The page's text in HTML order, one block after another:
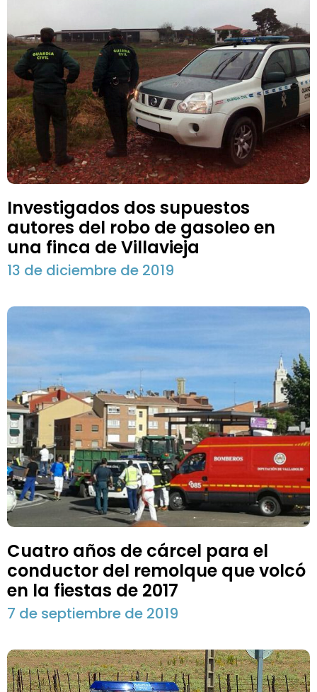
Investigados dos supuestos
autores del robo de gasoleo en
una finca de Villavieja
13 de diciembre de 2019
Cuatro años de cárcel para el
conductor del remolque que volcó
en la fiestas de 2017
7 de septiembre de 2019